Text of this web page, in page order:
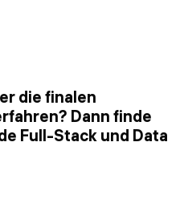
die finalen
Dann finde
Full-Stack und Data